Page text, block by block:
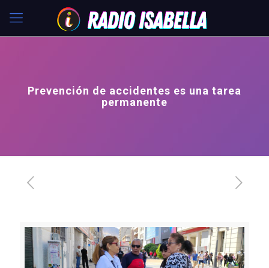
Prevención de accidentes es una tarea
permanente